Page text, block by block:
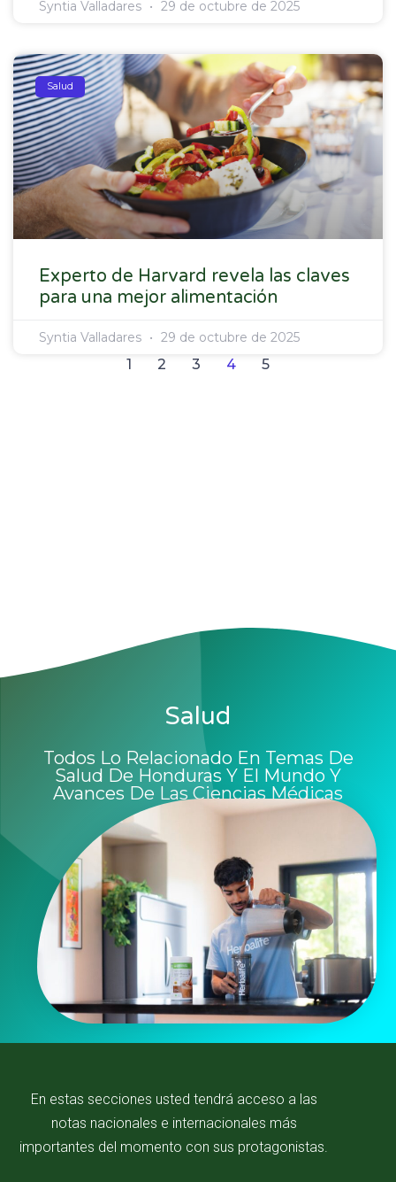
Syntia Valladares 29 de octubre de 2025
Salud
Experto de Harvard revela las claves
para una mejor alimentación
Syntia Valladares 29 de octubre de 2025
1 2 3 4 5
Salud
Todos Lo Relacionado En Temas De
Salud De Honduras Y El Mundo Y
Avances De Las Ciencias Médicas
En estas secciones usted tendrá acceso a las
notas nacionales e internacionales más
importantes del momento con sus protagonistas.